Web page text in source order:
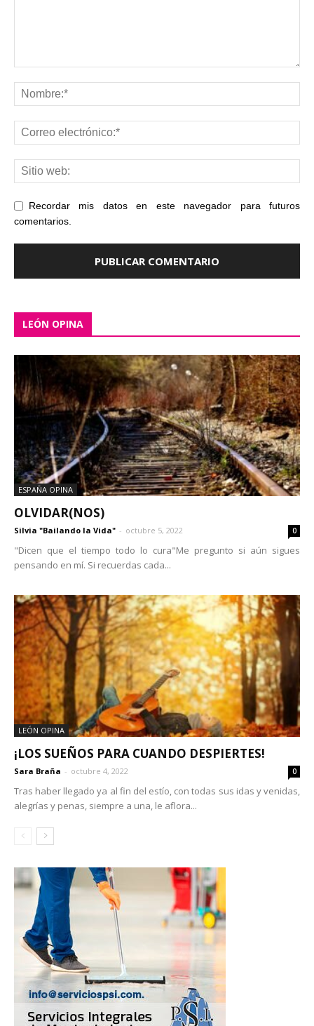
Recordar mis datos en este navegador para futuros
comentarios.
LEÓN OPINA
ESPAÑA OPINA
OLVIDAR(NOS)
Silvia "Bailando la Vida" - octubre 5, 2022 0
"Dicen que el tiempo todo lo cura"Me pregunto si aún sigues
pensando en mí. Si recuerdas cada...
LEÓN OPINA
¡LOS SUEÑOS PARA CUANDO DESPIERTES!
Sara Braña - octubre 4, 2022 0
Tras haber llegado ya al fin del estío, con todas sus idas y venidas,
alegrías y penas, siempre a una, le aflora...